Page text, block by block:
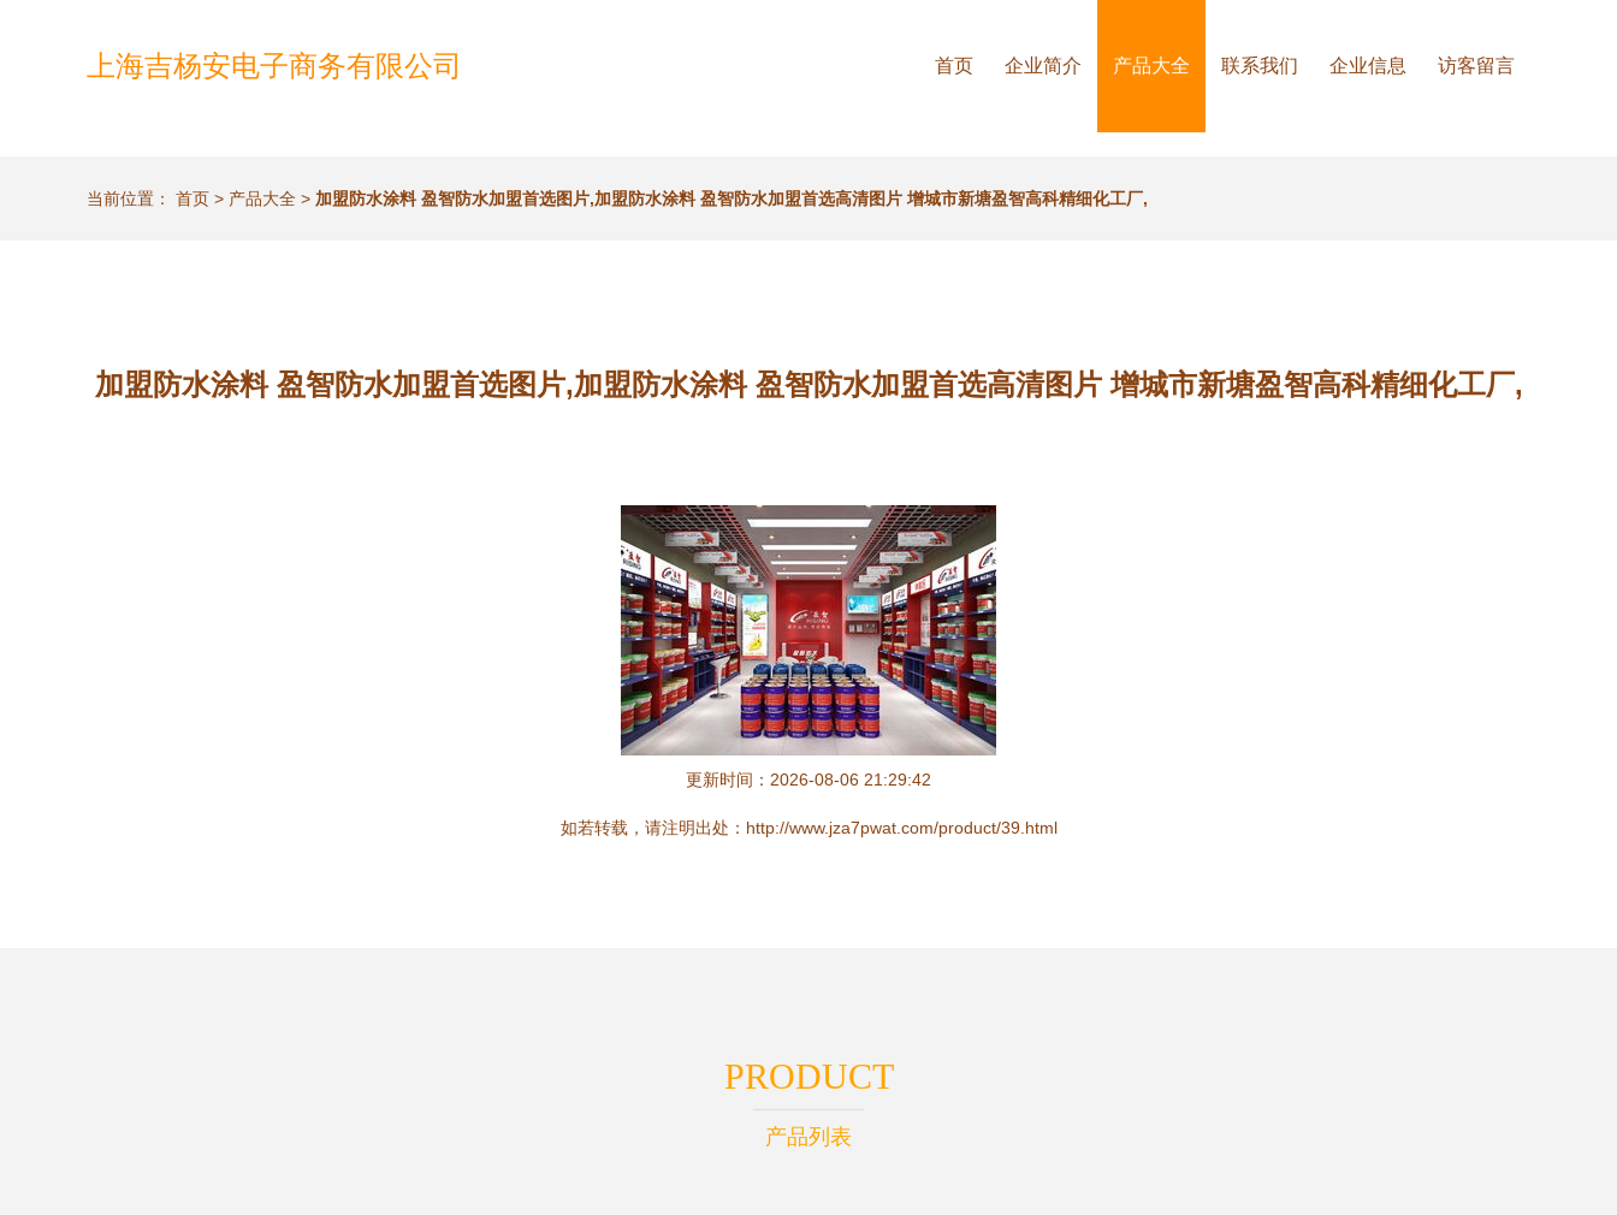
上海吉杨安电子商务有限公司 首页 企业简介 产品大全 联系我们 企业信息 访客留言
当前位置： 首页 > 产品大全 > 加盟防水涂料 盈智防水加盟首选图片,加盟防水涂料 盈智防水加盟首选高清图片 增城市新塘盈智高科精细化工厂,
加盟防水涂料 盈智防水加盟首选图片,加盟防水涂料 盈智防水加盟首选高清图片 增城市新塘盈智高科精细化工厂,
更新时间：2026-08-06 21:29:42
如若转载，请注明出处：http://www.jza7pwat.com/product/39.html
PRODUCT
产品列表